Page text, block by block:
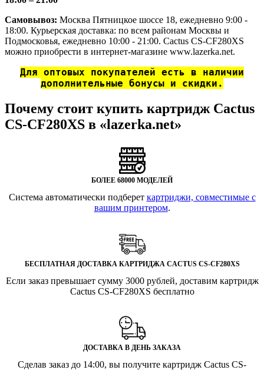
Самовывоз: Москва Пятницкое шоссе 18, ежедневно 9:00 -
18:00. Курьерская доставка: по всем районам Москвы и
Подмосковья, ежедневно 10:00 - 21:00. Cactus CS-CF280XS
можно приобрести в интернет-магазине www.lazerka.net.
Для оптовых покупателей есть в наличии
дополнительные бонусы и скидки.
Почему стоит купить картридж Cactus
CS-CF280XS в «lazerka.net»
БОЛЕЕ 68000 МОДЕЛЕЙ
Система автоматически подберет картриджи, совместимые с
вашим принтером.
БЕСПЛАТНАЯ ДОСТАВКА КАРТРИДЖА CACTUS CS-CF280XS
Если заказ превышает сумму 3000 рублей, доставим картридж
Cactus CS-CF280XS бесплатно
ДОСТАВКА В ДЕНЬ ЗАКАЗА
Сделав заказ до 14:00, вы получите картридж Cactus CS-